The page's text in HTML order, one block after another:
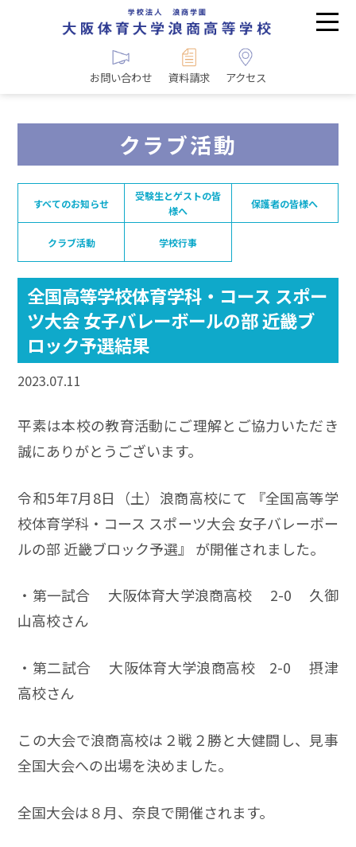
お問い合わせ 資料請求 アクセス
クラブ活動
すべてのお知らせ
受験生とゲストの皆
様へ
保護者の皆様へ
クラブ活動 学校行事
全国高等学校体育学科・コース スポー
ツ大会 女子バレーボールの部 近畿ブ
ロック予選結果
2023.07.11
平素は本校の教育活動にご理解とご協力いただき
誠にありがとうございます。
令和5年7月8日（土）浪商高校にて 『全国高等学
校体育学科・コース スポーツ大会 女子バレーボー
ルの部 近畿ブロック予選』 が開催されました。
・第一試合 大阪体育大学浪商高校 2-0 久御
山高校さん
・第二試合 大阪体育大学浪商高校 2-0 摂津
高校さん
この大会で浪商高校は２戦２勝と大健闘し、見事
全国大会への出場を決めました。
全国大会は８月、奈良で開催されます。